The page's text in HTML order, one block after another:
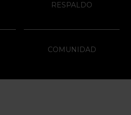
RESPALDO
COMUNIDAD